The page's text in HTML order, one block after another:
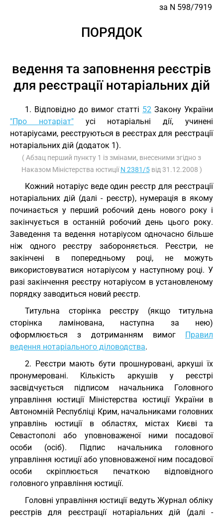
за N 598/7919
ПОРЯДОК
ведення та заповнення реєстрів
для реєстрації нотаріальних дій
1. Відповідно до вимог статті 52 Закону України
"Про нотаріат"усі нотаріальні дії, учинені
нотаріусами, реєструються в реєстрах для реєстрації
нотаріальних дій (додаток 1).
( Абзац перший пункту 1 із змінами, внесеними згідно з
Наказом Міністерства юстиціїN 2381/5від 31.12.2008 )
Кожний нотаріус веде один реєстр для реєстрації
нотаріальних дій (далі - реєстр), нумерація в якому
починається у перший робочий день нового року і
закінчується в останній робочий день цього року.
Заведення та ведення нотаріусом одночасно більше
ніж одного реєстру забороняється. Реєстри, не
закінчені в попередньому році, не можуть
використовуватися нотаріусом у наступному році. У
разі закінчення реєстру нотаріусом в установленому
порядку заводиться новий реєстр.
Титульна сторінка реєстру (якщо титульна
сторінка ламінована, наступна за нею)
оформлюється з дотриманням вимог Правил
ведення нотаріального діловодства.
2. Реєстри мають бути прошнуровані, аркуші їх
пронумеровані. Кількість аркушів у реєстрі
засвідчується підписом начальника Головного
управління юстиції Міністерства юстиції України в
Автономній Республіці Крим, начальниками головних
управлінь юстиції в областях, містах Києві та
Севастополі або уповноваженої ними посадової
особи (осіб). Підпис начальника головного
управління юстиції або уповноваженої ним посадової
особи скріплюється печаткою відповідного
головного управління юстиції.
Головні управління юстиції ведуть Журнал обліку
реєстрів для реєстрації нотаріальних дій (далі -